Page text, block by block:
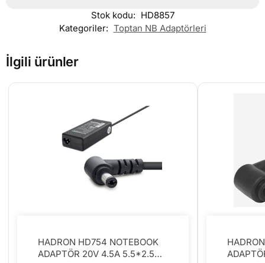
Stok kodu: HD8857
Kategoriler: Toptan NB Adaptörleri
İlgili ürünler
HADRON HD754 NOTEBOOK
ADAPTÖR 20V 4.5A 5.5*2.5